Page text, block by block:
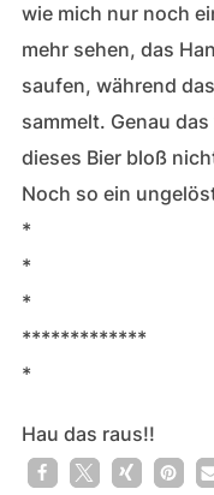
wie mich nur noch
mehr sehen, das
saufen, während
sammelt. Genau
dieses Bier bloß
Noch so ein
*
*
*
*************
*
Hau das raus!!